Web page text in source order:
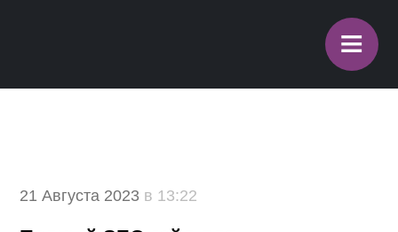
≡
21 Августа 2023 в 13:22